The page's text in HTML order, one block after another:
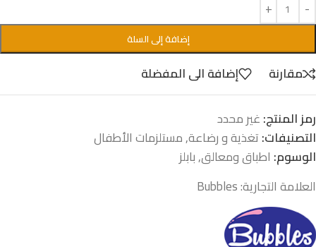
إضافة إلى السلة
مقارنة
إضافة الى المفضلة
رمز المنتج:غير محدد
التصنيفات:تغذية و رضاعة,مستلزمات الأطفال
الوسوم: اطباق ومعالق,بابلز
العلامة التجارية:Bubbles